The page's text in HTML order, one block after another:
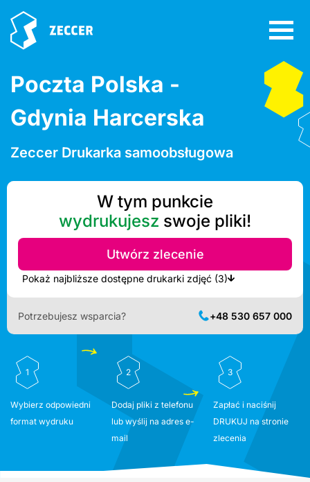
Poczta Polska -
Gdynia Harcerska
Zeccer Drukarka samoobsługowa
W tym punkcie
wydrukujesz swoje pliki!
Utwórz zlecenie
Pokaż najbliższe dostępne drukarki zdjęć (3)
Potrzebujesz wsparcia? +48 530 657 000
1
Wybierz odpowiedni
format wydruku
2
Dodaj pliki z telefonu
lub wyślij na adres e-
mail
3
Zapłać i naciśnij
DRUKUJ na stronie
zlecenia